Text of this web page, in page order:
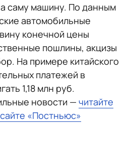
саму машину. По данным
автомобильные
конечной цены
пошлины, акцизы
На примере китайского
платежей в
1,18 млн руб.
новости — читайте
«Постньюс»